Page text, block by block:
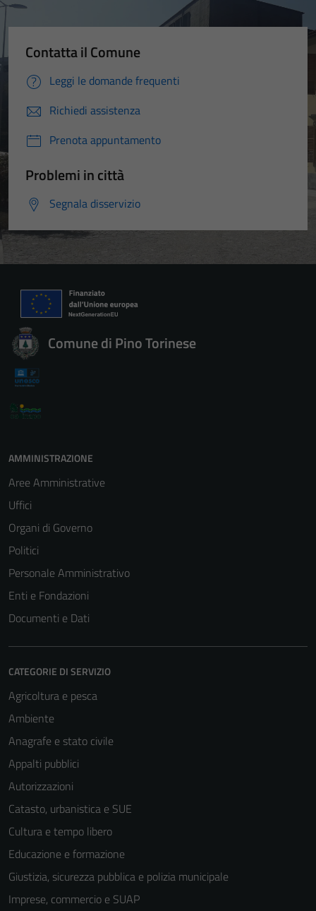
Contatta il Comune
Leggi le domande frequenti
Richiedi assistenza
Prenota appuntamento
Problemi in città
Segnala disservizio
Comune di Pino Torinese
AMMINISTRAZIONE
Aree Amministrative
Uffici
Organi di Governo
Politici
Personale Amministrativo
Enti e Fondazioni
Documenti e Dati
CATEGORIE DI SERVIZIO
Agricoltura e pesca
Ambiente
Anagrafe e stato civile
Appalti pubblici
Autorizzazioni
Catasto, urbanistica e SUE
Cultura e tempo libero
Educazione e formazione
Giustizia, sicurezza pubblica e polizia municipale
Imprese, commercio e SUAP
Questi cookie